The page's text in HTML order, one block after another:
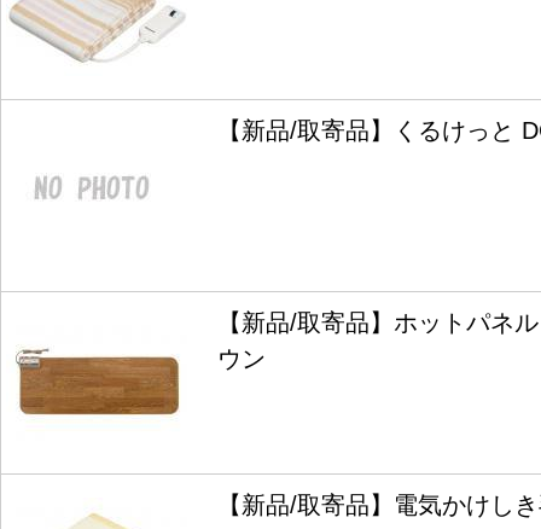
【新品/取寄品】くるけっと
【新品/取寄品】ホットパネ
ウン
【新品/取寄品】電気かけし